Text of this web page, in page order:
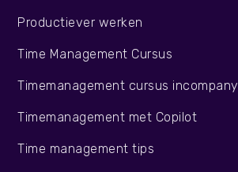
Productiever werken
Time Management Cursus
Timemanagement cursus incompany
Timemanagement met Copilot
Time management tips